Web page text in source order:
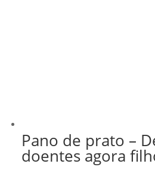
Pano de prato –
doentes agora